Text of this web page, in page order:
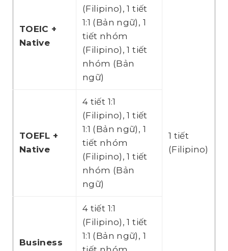
TOEIC +
Native
(Filipino), 1 tiết
1:1 (Bản ngữ), 1
tiết nhóm
(Filipino), 1 tiết
nhóm (Bản
ngữ)
1 tiết
(Filipino)
TOEFL +
Native
4 tiết 1:1
(Filipino), 1 tiết
1:1 (Bản ngữ), 1
tiết nhóm
(Filipino), 1 tiết
nhóm (Bản
ngữ)
Business
4 tiết 1:1
(Filipino), 1 tiết
1:1 (Bản ngữ), 1